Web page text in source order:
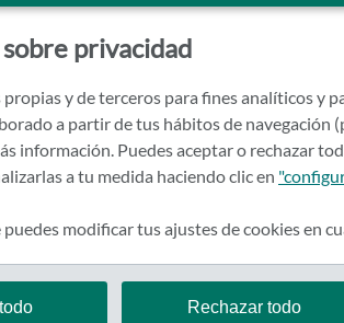
Pedir cita
privacidad
y de terceros para fines analíticos y
a partir de tus hábitos de navegación
información. Puedes aceptar o rechazar
a tu medida haciendo clic en
puedes modificar tus ajustes de cookies en
Rechazar todo